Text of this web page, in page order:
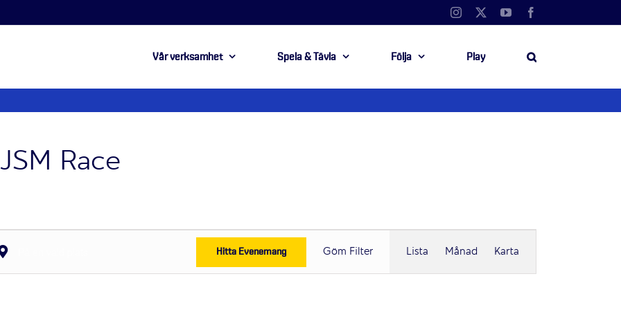
Instagram YouTube
Vår verksamhet Spela & Tävla Följa Play
Race
Hitta Evenemang Göm Filter
Evenemang
vynavigering
Lista Månad Karta